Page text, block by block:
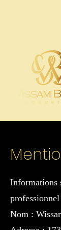
Informations
professionnel
Nom :